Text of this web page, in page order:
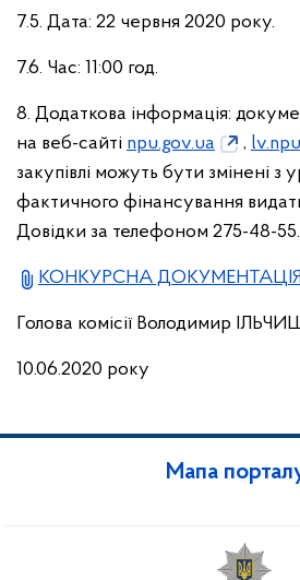
7.5. Дата: 22 червня 2020 року.
7.6. Час: 11:00 год.
8. Додаткова інформація:
на веб-сайті npu.gov.ua ,
закупівлі можуть бути змінені з
фактичного фінансування
Довідки за телефоном 275-48-55.
КОНКУРСНА ДОКУМЕНТАЦІЯ
Голова комісії Володимир
10.06.2020 року
Мапа